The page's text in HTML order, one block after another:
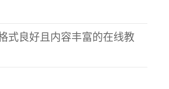
式良好且内容丰富的在线教